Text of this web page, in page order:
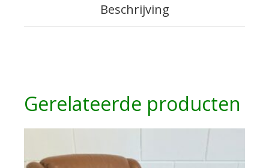
Beschrijving
Gerelateerde producten